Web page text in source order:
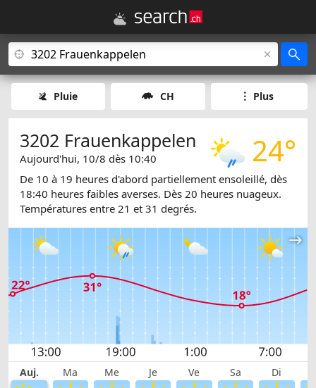
Pluie CH Plus
24°
3202 Frauenkappelen
Aujourd'hui, 10/8 dès 10:40
De 10 à 19 heures d'abord partiellement ensoleillé, dès
18:40 heures faibles averses. Dès 20 heures nuageux.
Températures entre 21 et 31 degrés.
Auj. Ma Me Je Ve Sa Di